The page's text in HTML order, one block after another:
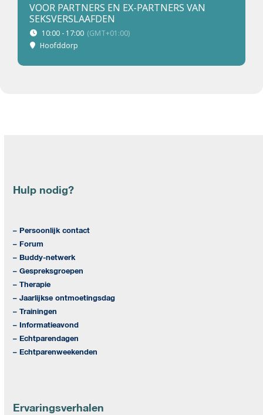
VOOR PARTNERS EN EX-PARTNERS VAN
SEKSVERSLAAFDEN
10:00 - 17:00 (GMT+01:00)
Hoofddorp
Hulp nodig?
– Persoonlijk contact
– Forum
– Buddy-netwerk
– Gespreksgroepen
– Therapie
– Jaarlijkse ontmoetingsdag
– Trainingen
– Informatieavond
– Echtparendagen
– Echtparenweekenden
Ervaringsverhalen